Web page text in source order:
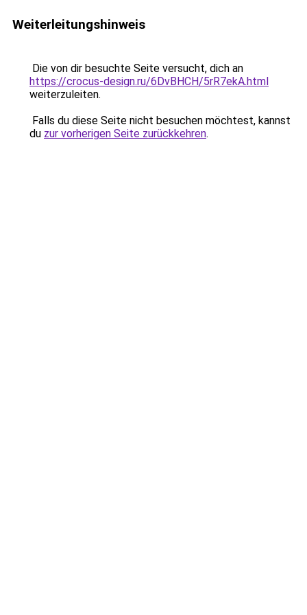
Weiterleitungshinweis
Die von dir besuchte Seite versucht, dich an
https://crocus-design.ru/6DvBHCH/5rR7ekA.html
weiterzuleiten.
Falls du diese Seite nicht besuchen möchtest, kannst
du zur vorherigen Seite zurückkehren.